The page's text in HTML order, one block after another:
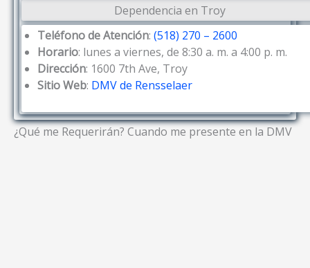
Dependencia en Troy
Teléfono de Atención: (518) 270 – 2600
Horario: lunes a viernes, de 8:30 a. m. a 4:00 p. m.
Dirección: 1600 7th Ave, Troy
Sitio Web: DMV de Rensselaer
¿Qué me Requerirán? Cuando me presente en la DMV